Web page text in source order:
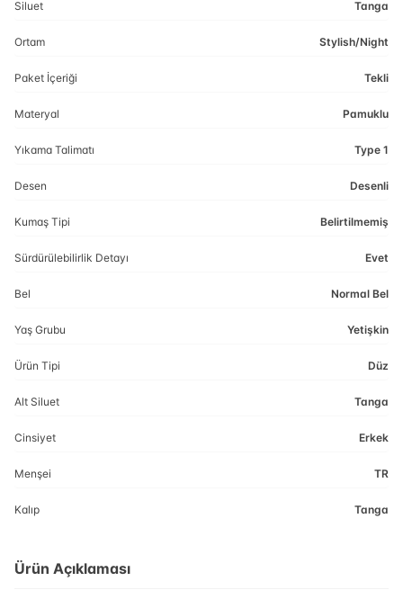
Siluet Tanga
Ortam Stylish/Night
Paket İçeriği Tekli
Materyal Pamuklu
Yıkama Talimatı Type 1
Desen Desenli
Kumaş Tipi Belirtilmemiş
Sürdürülebilirlik Detayı Evet
Bel Normal Bel
Yaş Grubu Yetişkin
Ürün Tipi Düz
Alt Siluet Tanga
Cinsiyet Erkek
Menşei TR
Kalıp Tanga
Ürün Açıklaması